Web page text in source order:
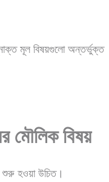
মূল বিষয়গুলো অন্তর্ভুক্ত
মৌলিক বিষয়
শুরু হওয়া উচিত।